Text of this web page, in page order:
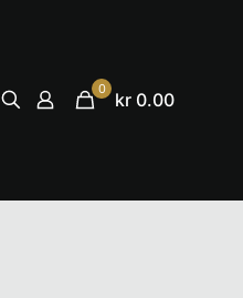
0 kr 0.00